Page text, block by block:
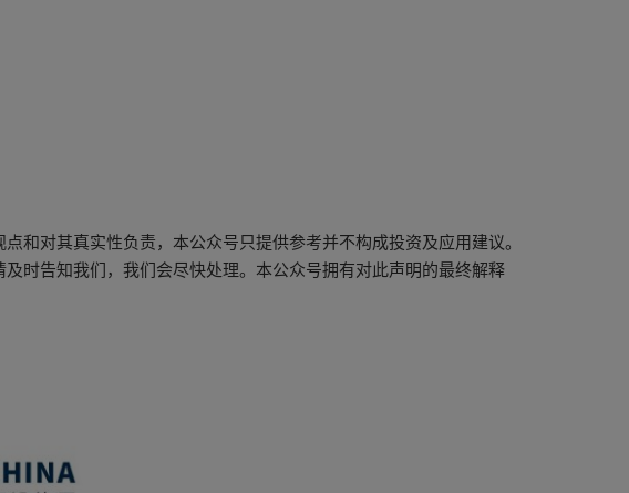
和对其真实性负责，本公众号只提供参考并不构成投资及应用建议。
时告知我们，我们会尽快处理。本公众号拥有对此声明的最终解释